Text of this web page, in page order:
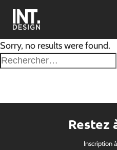
Sorry, no results were found.
Rechercher :
Restez
Inscription